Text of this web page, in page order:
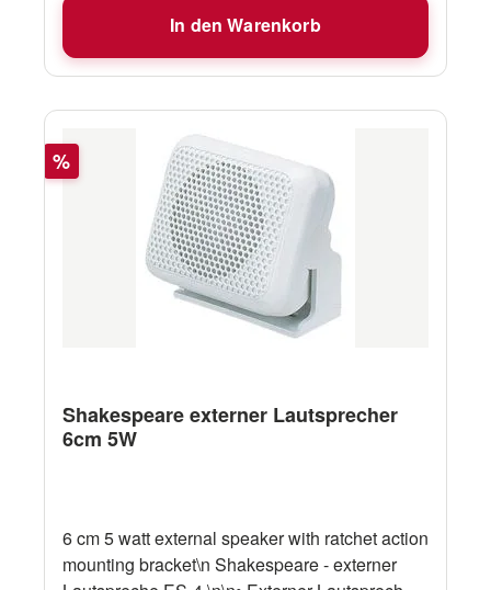
In den Warenkorb
Rabatt
%
Shakespeare externer Lautsprecher
6cm 5W
6 cm 5 watt external speaker with ratchet action
mounting bracket\n Shakespeare - externer